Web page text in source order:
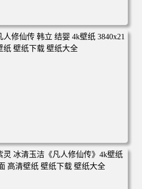
通场景 夏日休闲 夏日壁纸 治愈系 童
小新 电脑桌面 高清壁纸 壁纸下载 壁
仙传 韩立 结婴 4k壁纸 3840x2160 电
下载 壁纸大全